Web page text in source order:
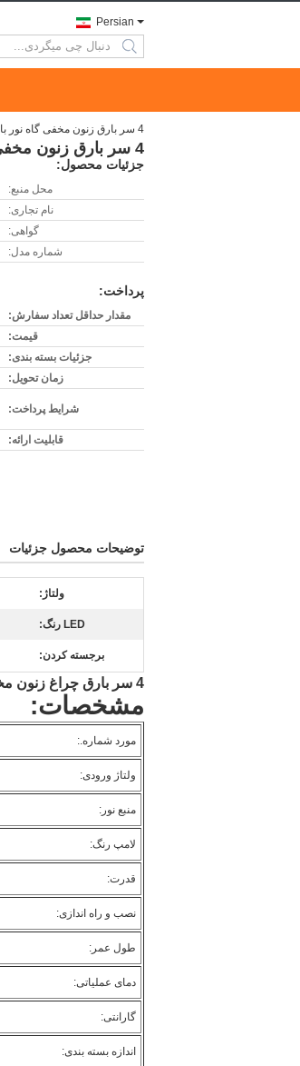
Persian
search
4 سر بارق زنون مخفی گاه نور با چرخان کنترل TBD416C-4
4 سر بارق زنون مخفی گاه نور با چرخان کنترل TBD416C-4
جزئیات محصول:
محل منبع:
نام تجاری:
گواهی:
شماره مدل:
پرداخت:
مقدار حداقل تعداد سفارش:
قیمت:
جزئیات بسته بندی:
زمان تحویل:
شرایط پرداخت:
قابلیت ارائه:
توضیحات محصول جزئیات
ولتاژ:
LED رنگ:
برجسته کردن:
4 سر بارق چراغ زنون مخفی گاه با یک چرخان کنترل TBD416C-4
مشخصات:
مورد شماره.:
ولتاژ ورودی:
منبع نور:
لامپ رنگ:
قدرت:
نصب و راه اندازی:
طول عمر:
دمای عملیاتی:
گارانتی:
اندازه بسته بندی: